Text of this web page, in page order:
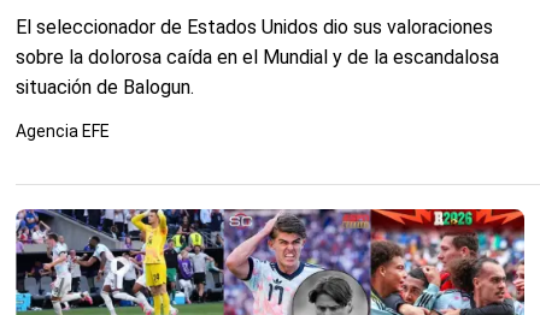
El seleccionador de Estados Unidos dio sus valoraciones
sobre la dolorosa caída en el Mundial y de la escandalosa
situación de Balogun.
Agencia EFE